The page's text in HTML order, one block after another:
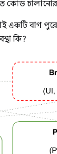
কোড
একটি বাগ পুরো
কি?